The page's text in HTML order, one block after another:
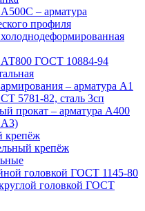
– арматура
профиля
АТ800 ГОСТ 10884-94
– арматура А1
5781-82, сталь 3сп
прокат – арматура А400
А3)
крепёж
крепёж
головкой ГОСТ 1145-80
головкой ГОСТ